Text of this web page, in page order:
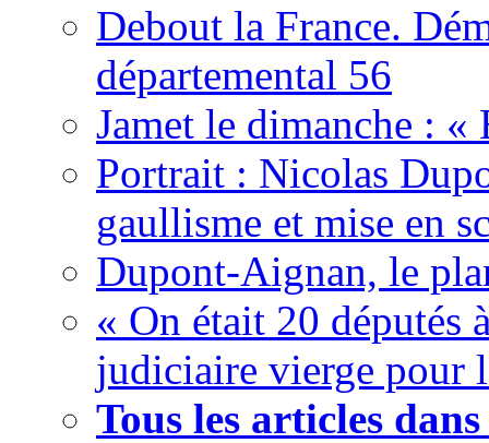
Debout la France.
départemental 56
Jamet le dimanche : «
Portrait : Nicolas
gaullisme et mise en
Dupont-Aignan, le
« On était 20 députés
judiciaire vierge pour
Tous les articles